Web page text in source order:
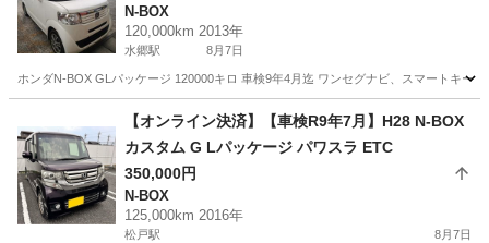
N-BOX
120,000km 2013年
水郷駅 8月7日
ホンダN-BOX GLパッケージ 120000キロ 車検9年4月迄 ワンセグナビ、スマートキ
水郷駅 N-BOX
【オンライン決済】【車検R9年7月】H28 N-BOX
カスタム G Lパッケージ パワスラ ETC
350,000円
N-BOX
125,000km 2016年
松戸駅 8月7日